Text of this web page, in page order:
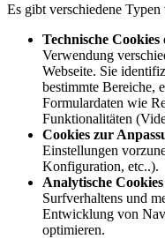
Es gibt verschiedene
Technische Cookies
Verwendung
Webseite. Sie
bestimmte Bereiche,
Formulardaten wie
Funktionalitäten
Cookies zur
Einstellungen
Konfiguration, etc..).
Analytische Cookies
Surfverhaltens und
Entwicklung von
optimieren.